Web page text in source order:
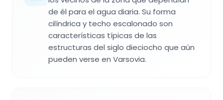
de él para el agua diaria. Su forma
cilíndrica y techo escalonado son
características típicas de las
estructuras del siglo dieciocho que aún
pueden verse en Varsovia.